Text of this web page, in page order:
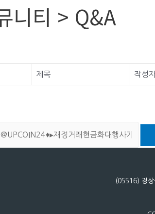
니티 > Q&A
제목 작성
(05516) 경상